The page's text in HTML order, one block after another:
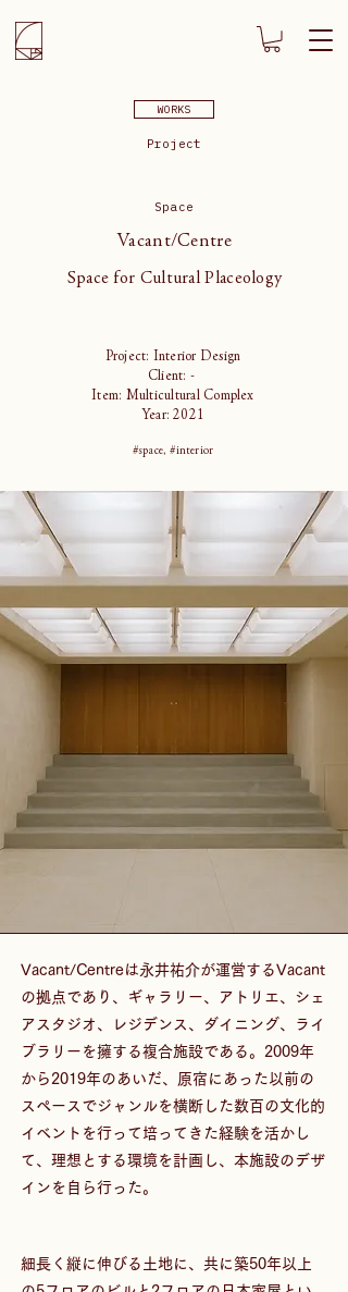
WORKS
Project
Space
Vacant/Centre
Space for Cultural Placeology
Project: Interior Design
Client: -
Item: Multicultural Complex
Year: 2021
#space, #interior
Vacant/Centreは永井祐介が運営するVacant
の拠点であり、ギャラリー、アトリエ、シェ
アスタジオ、レジデンス、ダイニング、ライ
ブラリーを擁する複合施設である。2009年
から2019年のあいだ、原宿にあった以前の
スペースでジャンルを横断した数百の文化的
イベントを行って培ってきた経験を活かし
て、理想とする環境を計画し、本施設のデザ
インを自ら行った。
細長く縦に伸びる土地に、共に築50年以上